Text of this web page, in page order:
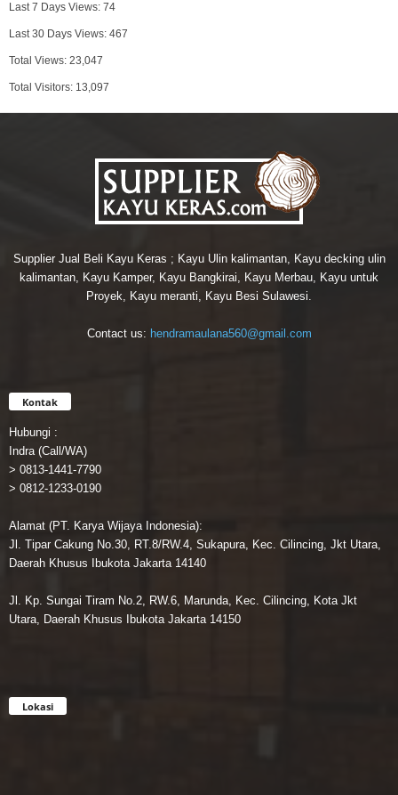
Last 7 Days Views: 74
Last 30 Days Views: 467
Total Views: 23,047
Total Visitors: 13,097
Supplier Jual Beli Kayu Keras ; Kayu Ulin kalimantan, Kayu decking ulin
kalimantan, Kayu Kamper, Kayu Bangkirai, Kayu Merbau, Kayu untuk
Proyek, Kayu meranti, Kayu Besi Sulawesi.
Contact us: hendramaulana560@gmail.com
Kontak
Hubungi :
Indra (Call/WA)
> 0813-1441-7790
> 0812-1233-0190
Alamat (PT. Karya Wijaya Indonesia):
Jl. Tipar Cakung No.30, RT.8/RW.4, Sukapura, Kec. Cilincing, Jkt Utara,
Daerah Khusus Ibukota Jakarta 14140
Jl. Kp. Sungai Tiram No.2, RW.6, Marunda, Kec. Cilincing, Kota Jkt
Utara, Daerah Khusus Ibukota Jakarta 14150
Lokasi